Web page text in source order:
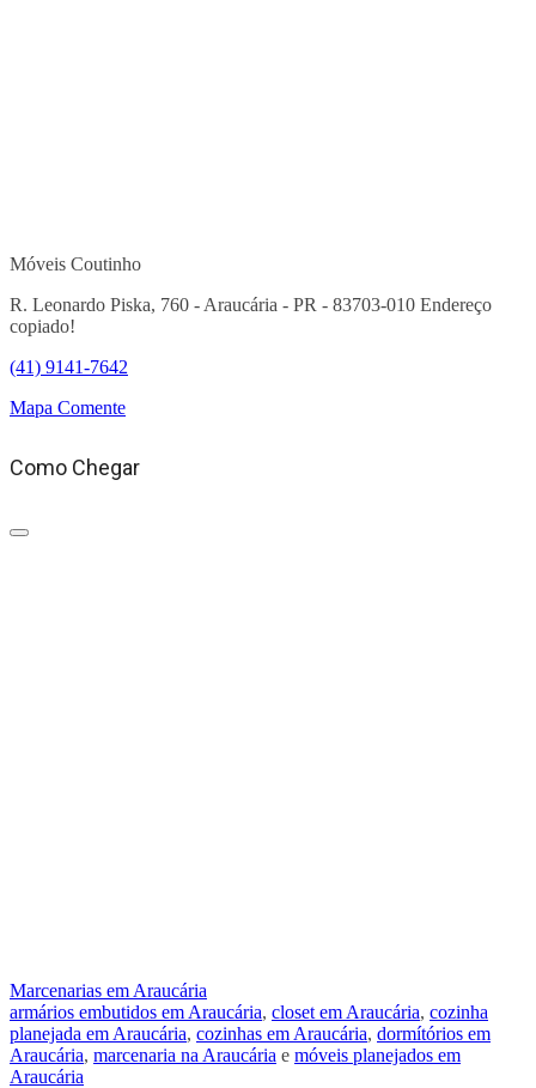
Móveis Coutinho
R. Leonardo Piska, 760 - Araucária - PR - 83703-010 Endereço
copiado!
(41) 9141-7642
Mapa Comente
Como Chegar
Marcenarias em Araucária
armários embutidos em Araucária, closet em Araucária, cozinha
planejada em Araucária, cozinhas em Araucária, dormítórios em
Araucária, marcenaria na Araucária e móveis planejados em
Araucária